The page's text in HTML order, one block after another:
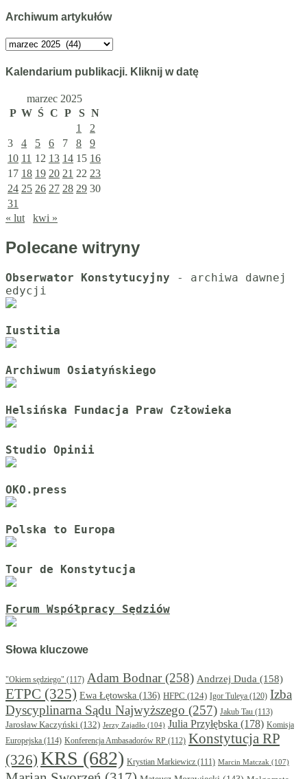
Archiwum artykułów
Archiwum
Kalendarium publikacji. Kliknij w datę
marzec 2025
P W Ś C P S N
1
2
3
4 5 6 7 8
9
10 11 12 13 14 15 16
17 18 19 20 21 22 23
24 25 26 27 28 29 30
31
« lut
kwi »
Polecane witryny
Obserwator Konstytucyjny - archiwa dawnej
Iustitia
Archiwum Osiatyńskiego
Helsińska Fundacja Praw Człowieka
Studio Opinii
OKO.press
Polska to Europa
Tour de Konstytucja
Forum Współpracy Sędziów
Słowa kluczowe
"Okiem sędziego" (117) Adam Bodnar(258) Andrzej Duda (158)
ETPC (325) Ewa Łętowska (136) HFPC (124) Igor Tuleya (120) Izba
Dyscyplinarna Sądu Najwyższego (257) Jakub Tau (113)
Jarosław Kaczyński (132) Jerzy Zajadło (104) Julia Przyłębska (178) Komisja
Europejska (114) Konferencja Ambasadorów RP (112) Konstytucja RP
(326) KRS (682) Krystian Markiewicz (111) Marcin Matczak (107)